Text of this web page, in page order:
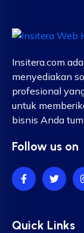
Insitera.com
menyediakan
profesional
untuk
bisnis Anda
Follow us on
Quick Links